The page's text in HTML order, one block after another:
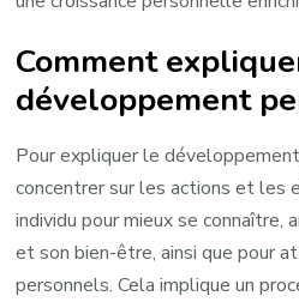
Comment
développement
Pour expliquer le
concentrer sur les actions et les
individu pour mieux se connaître,
et son bien-être, ainsi que pour
personnels. Cela implique un